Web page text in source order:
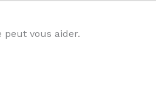
peut vous aider.